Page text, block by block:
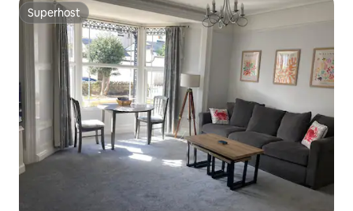
Superhost
Superhost